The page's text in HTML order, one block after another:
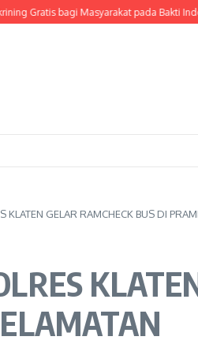
bagi Masyarakat pada Bakti Indonesia IV
KLATEN GELAR RAMCHECK BUS DI